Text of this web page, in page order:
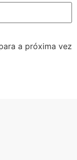
a próxima vez